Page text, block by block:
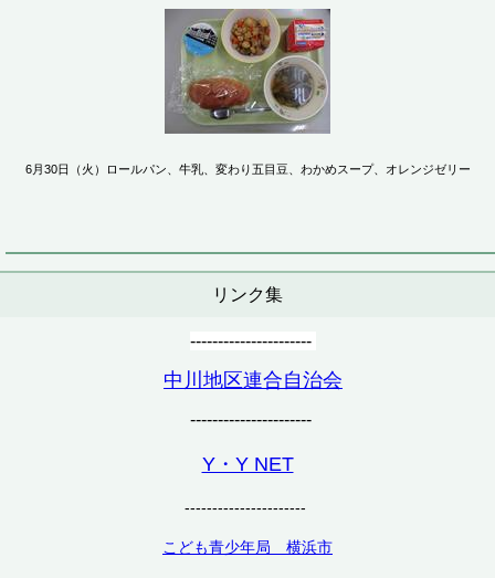
6月30日（火）ロールパン、牛乳、変わり五目豆、わかめスープ、オレンジゼリー
リンク集
----------------------
中川地区連合自治会
----------------------
Y・Y NET
----------------------
こども青少年局 横浜市